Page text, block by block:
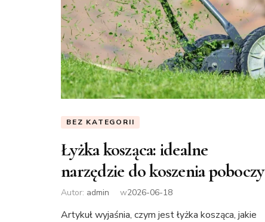
BEZ KATEGORII
Łyżka kosząca: idealne
narzędzie do koszenia poboczy
Autor: admin w2026-06-18
Artykuł wyjaśnia, czym jest łyżka kosząca, jakie